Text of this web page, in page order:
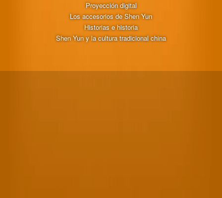
Proyección digital
Los accesorios de Shen Yun
Historias e historia
Shen Yun y la cultura tradicional china